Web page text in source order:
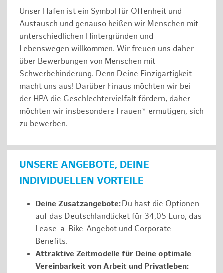
Unser Hafen ist ein Symbol für Offenheit und
Austausch und genauso heißen wir Menschen mit
unterschiedlichen Hintergründen und
Lebenswegen willkommen. Wir freuen uns daher
über Bewerbungen von Menschen mit
Schwerbehinderung. Denn Deine Einzigartigkeit
macht uns aus! Darüber hinaus möchten wir bei
der HPA die Geschlechtervielfalt fördern, daher
möchten wir insbesondere Frauen* ermutigen, sich
zu bewerben.
UNSERE ANGEBOTE, DEINE
INDIVIDUELLEN VORTEILE
Deine Zusatzangebote: Du hast die Optionen
auf das Deutschlandticket für 34,05 Euro, das
Lease-a-Bike-Angebot und Corporate
Benefits.
Attraktive Zeitmodelle für Deine optimale
Vereinbarkeit von Arbeit und Privatleben: